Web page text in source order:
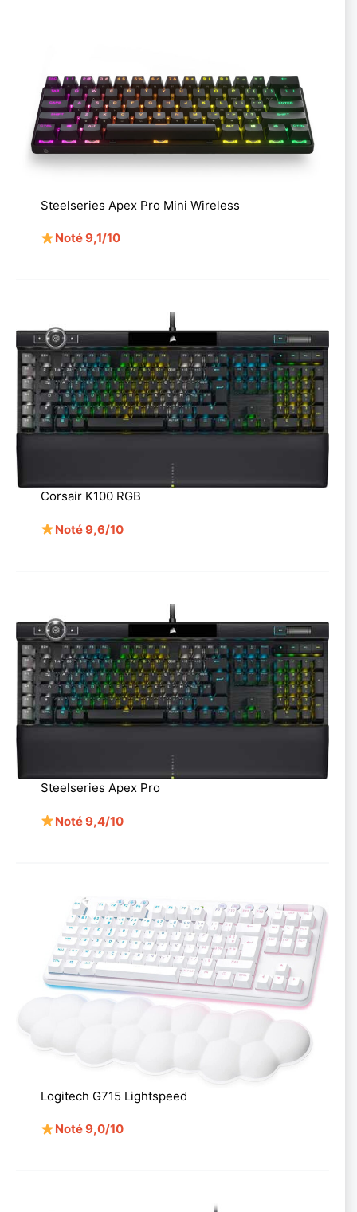
Steelseries Apex Pro Mini Wireless
Noté 9,1/10
Corsair K100 RGB
Noté 9,6/10
Steelseries Apex Pro
Noté 9,4/10
Logitech G715 Lightspeed
Noté 9,0/10